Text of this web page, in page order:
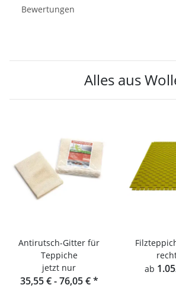
Bewertungen
Alles aus
Antirutsch-Gitter für
Teppiche
jetzt nur
35,55 € -76,05 €*
ab